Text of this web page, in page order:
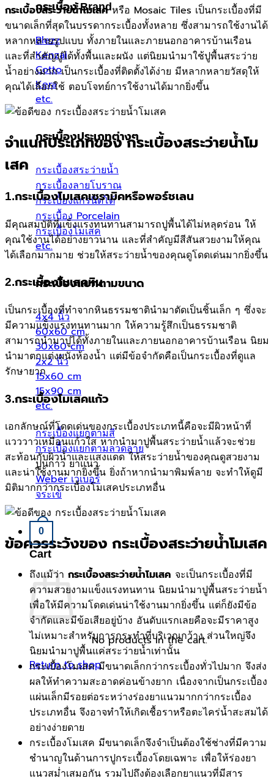
กระเบื้อง Brand
Blezz
Kenzai
Cotto
Kera
etc.
กระเบื้องประเภทต่างๆ
กระเบื้องสระว่ายน้ำ
กระเบื้องลายโบราณ
กระเบื้องแกรนิตโต้
กระเบื้อง Porcelain
กระเบื้องโมเสค
etc.
กระเบื้องแยกตามขนาด
4x4 นิ้ว
60x60 cm
30x60 cm
2x2 นิ้ว
15x60 cm
15x90 cm
etc.
กระเบื้องแยกตามสี
กระเบื้องแยกตามลวดลาย
ปูนกาว ยาแนว
Weber เวเบอร์
จระเข้
0
Cart
No products in the cart.
Return to shop
กระเบื้องสระว่ายน้ำโมเสคหรือ Mosaic Tiles เป็นกระเบื้องที่มี
ขนาดเล็กที่สุดในบรรดากระเบื้องทั้งหลาย ซึ่งสามารถใช้งานได้
หลากหลายรูปแบบ ทั้งภายในและภายนอกอาคารบ้านเรือน
และที่สำคัญปูได้ทั้งพื้นและผนัง แต่นิยมนำมาใช้ปูพื้นสระว่าย
น้ำอย่างมาก เป็นกระเบื้องที่ติดตั้งได้ง่าย มีหลากหลายวัสดุให้
คุณได้เลือกใช้ ตอบโจทย์การใช้งานได้มากยิ่งขึ้น
จำแนกประเภทของกระเบื้องสระว่ายน้ำโม
เสค
1.กระเบื้องโมเสคเซรามิคหรือพอร์ชเลน
มีคุณสมบัติที่แข็งแรงทนทานสามารถปูพื้นได้ไม่หลุดร่อน ให้
คุณใช้งานได้อย่างยาวนาน และที่สำคัญมีสีสันสวยงามให้คุณ
ได้เลือกมากมาย ช่วยให้สระว่ายน้ำของคุณดูโดดเด่นมากยิ่งขึ้น
2.กระเบื้องโมเสคหิน
เป็นกระเบื้องที่ทำจากหินธรรมชาตินำมาตัดเป็นชิ้นเล็ก ๆ ซึ่งจะ
มีความแข็งแรงทนทานมาก ให้ความรู้สึกเป็นธรรมชาติ
สามารถนำมาปูได้ทั้งภายในและภายนอกอาคารบ้านเรือน นิยม
นำมาตกแต่งผนังห้องน้ำ แต่มีข้อจำกัดคือเป็นกระเบื้องที่ดูแล
รักษายาก
3.กระเบื้องโมเสคแก้ว
เอกลักษณ์ที่โดดเด่นของกระเบื้องประเภทนี้คือจะมีผิวหน้าที่
แวววาวเหมือนแก้วใส หากนำมาปูพื้นสระว่ายน้ำแล้วจะช่วย
สะท้อนกับผิวน้ำและแสงแดด ให้สระว่ายน้ำของคุณดูสวยงาม
และน่าใช้งานมากยิ่งขึ้น ยิ่งถ้าหากนำมาพิมพ์ลาย จะทำให้ดูมี
มิติมากกว่ากระเบื้องโมเสคประเภทอื่น
ข้อควรระวังของ กระเบื้องสระว่ายน้ำโมเสค
ถึงแม้ว่า กระเบื้องสระว่ายน้ำโมเสค จะเป็นกระเบื้องที่มี
ความสวยงามแข็งแรงทนทาน นิยมนำมาปูพื้นสระว่ายน้ำ
เพื่อให้มีความโดดเด่นน่าใช้งานมากยิ่งขึ้น แต่ก็ยังมีข้อ
จำกัดและมีข้อเสียอยู่บ้าง อันดับแรกเลยคือจะมีราคาสูง
ไม่เหมาะสำหรับการกระทำที่บริเวณกว้าง ส่วนใหญ่จึง
นิยมนำมาปูพื้นแค่สระว่ายน้ำเท่านั้น
กระเบื้องโมเสค มีขนาดเล็กกว่ากระเบื้องทั่วไปมาก จึงส่ง
ผลให้ทำความสะอาดค่อนข้างยาก เนื่องจากเป็นกระเบื้อง
แผ่นเล็กมีรอยต่อระหว่างร่องยาแนวมากกว่ากระเบื้อง
ประเภทอื่น จึงอาจทำให้เกิดเชื้อราหรือตะไคร่น้ำสะสมได้
อย่างง่ายดาย
กระเบื้องโมเสค มีขนาดเล็กจึงจำเป็นต้องใช้ช่างที่มีความ
ชำนาญในด้านการปูกระเบื้องโดยเฉพาะ เพื่อให้ร่องยา
แนวสม่ำเสมอกัน รวมไปถึงต้องเลือกยาแนวที่มีสาร